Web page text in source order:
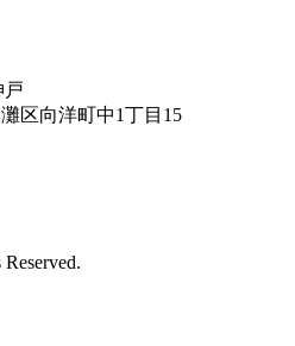
戸
区向洋町中1丁目15